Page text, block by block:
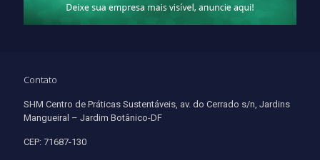
Contato
SHM Centro de Práticas Sustentáveis, av. do Cerrado s/n, Jardins
Mangueiral – Jardim Botânico-DF
CEP: 71687-130